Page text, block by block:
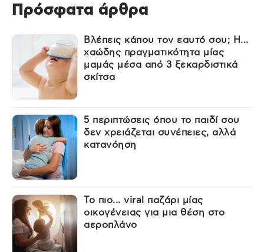
Πρόσφατα άρθρα
Βλέπεις κάπου τον εαυτό σου; Η...
χαώδης πραγματικότητα μίας
μαμάς μέσα από 3 ξεκαρδιστικά
σκίτσα
5 περιπτώσεις όπου το παιδί σου
δεν χρειάζεται συνέπειες, αλλά
κατανόηση
Το πιο... viral παζάρι μίας
οικογένειας για μια θέση στο
αεροπλάνο